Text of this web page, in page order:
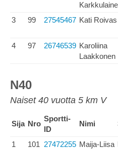
3 99 27545467 Kati Roivas
4 97 26746539 Karoliina
Laakkonen
N40
Naiset 40 vuotta 5 km V
Sija Nro
Sportti-
ID
Nimi
1 101 27472255 Maija-Liisa